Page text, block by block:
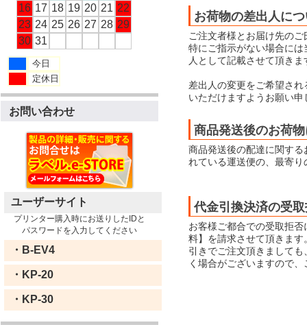
16 17 18 19 20 21 22
23 24 25 26 27 28 29
30 31
今日
定休日
お問い合わせ
ユーザーサイト
プリンター購入時にお送りしたIDと
パスワードを入力してください
・B-EV4
・KP-20
・KP-30
お荷物の差出人に
ご注文者様とお届け先の
特にご指示がない場合に
人として記載させて頂きま
差出人の変更をご希望さ
いただけますようお願い申
商品発送後のお荷
商品発送後の配達に関す
れている運送便の、最寄
代金引換決済の受
お客様ご都合での受取拒
料】を請求させて頂きま
引きでご注文頂きまして
く場合がございますので